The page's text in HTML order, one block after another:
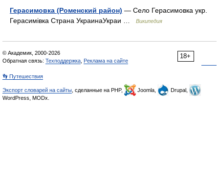
Герасимовка (Роменский район) — Село Герасимовка укр.
Герасимівка Страна УкраинаУкраи …
Википедия
18+
© Академик, 2000-2026
Обратная связь: Техподдержка Реклама на сайте
👣 Путешествия
Экспорт словарей на сайты , сделанные на PHP, Joomla,
Drupal,
WordPress, MODx.